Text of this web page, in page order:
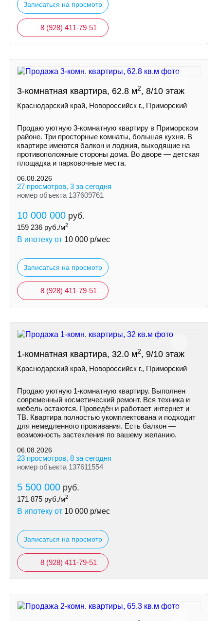
Записаться на просмотр
8 (928) 411-79-51
3-комнатная квартира, 62.8 м2, 8/10 этаж
Краснодарский край, Новороссийск г., Приморский
Продаю уютную 3-комнатную квартиру в Приморском
районе. Три просторные комнаты, большая кухня. В
квартире имеются балкон и лоджия, выходящие на
противоположные стороны дома. Во дворе — детская
площадка и парковочные места.
06.08.2026
27 просмотров, 3 за сегодня
номер объекта 137609761
10 000 000 руб.
159 236 руб./м2
В ипотеку от 10 000 р/мес
Записаться на просмотр
8 (928) 411-79-51
1-комнатная квартира, 32.0 м2, 9/10 этаж
Краснодарский край, Новороссийск г., Приморский
Продаю уютную 1-комнатную квартиру. Выполнен
современный косметический ремонт. Вся техника и
мебель остаются. Проведён и работает интернет и
ТВ. Квартира полностью укомплектована и подходит
для немедленного проживания. Есть балкон —
возможность застекления по вашему желанию.
06.08.2026
23 просмотров, 8 за сегодня
номер объекта 137611554
5 500 000 руб.
171 875 руб./м2
В ипотеку от 10 000 р/мес
Записаться на просмотр
8 (928) 411-79-51